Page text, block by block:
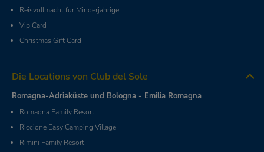
Reisvollmacht für Minderjährige
Vip Card
Christmas Gift Card
Die Locations von Club del Sole
Romagna-Adriaküste und Bologna - Emilia Romagna
Romagna Family Resort
Riccione Easy Camping Village
Rimini Family Resort